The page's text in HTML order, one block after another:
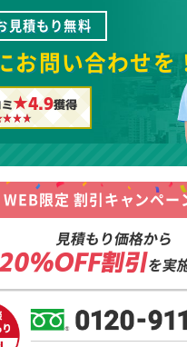
見積もり無料
お問い合わせを
★4.9獲得
WEB限定 割引キャンペー
見積もり価格から
20%OFF割引を実